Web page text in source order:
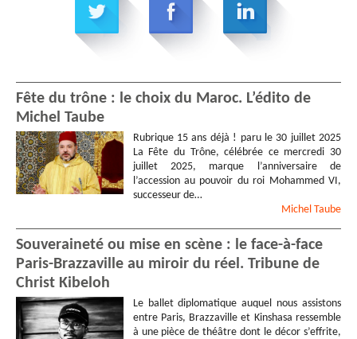
Fête du trône : le choix du Maroc. L’édito de
Michel Taube
Rubrique 15 ans déjà ! paru le 30 juillet 2025
La Fête du Trône, célébrée ce mercredi 30
juillet 2025, marque l’anniversaire de
l’accession au pouvoir du roi Mohammed VI,
successeur de…
Michel Taube
Souveraineté ou mise en scène : le face-à-face
Paris-Brazzaville au miroir du réel. Tribune de
Christ Kibeloh
Le ballet diplomatique auquel nous assistons
entre Paris, Brazzaville et Kinshasa ressemble
à une pièce de théâtre dont le décor s’effrite,